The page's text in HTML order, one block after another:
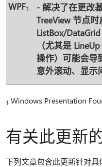
WPF1
- 解决了在更改
TreeView 节点
ListBox/
（尤其是
操作）可能会导
意外滚动、显示
1 Windows Presentation
有关此更新
下列文章包含此更新针对具